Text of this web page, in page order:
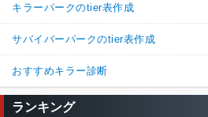
キラーパークのtier表作成
サバイバーパークのtier表作成
おすすめキラー診断
ランキング